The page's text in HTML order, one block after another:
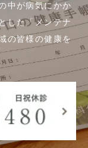
中が病気にかか
した「メンテナ
の皆様の健康を